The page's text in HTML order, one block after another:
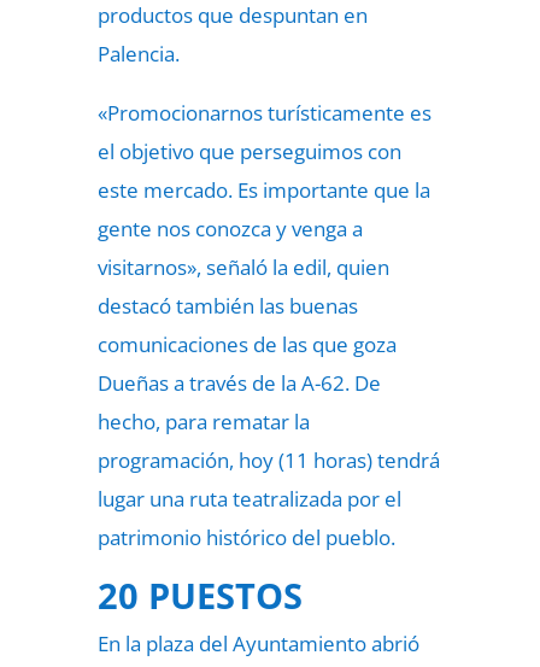
productos que despuntan en
Palencia.
«Promocionarnos turísticamente es
el objetivo que perseguimos con
este mercado. Es importante que la
gente nos conozca y venga a
visitarnos», señaló la edil, quien
destacó también las buenas
comunicaciones de las que goza
Dueñas a través de la A-62. De
hecho, para rematar la
programación, hoy (11 horas) tendrá
lugar una ruta teatralizada por el
patrimonio histórico del pueblo.
20 PUESTOS
En la plaza del Ayuntamiento abrió